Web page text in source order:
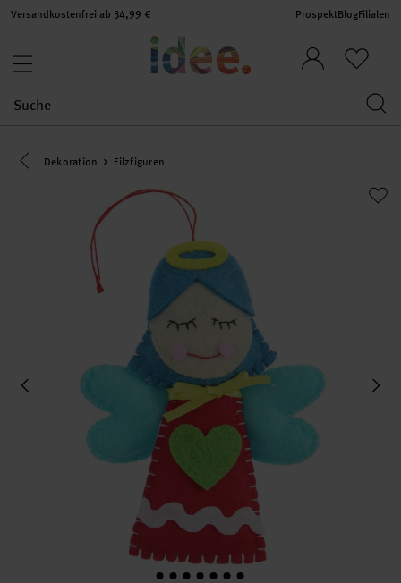
Versandkostenfrei ab 34,99 € ProspektBlogFilialen
Eine Kategorie zurück navigieren
Dekoration Filzfiguren